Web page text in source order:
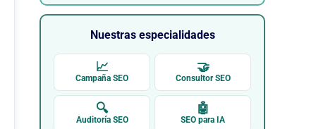
Nuestras especialidades
📈
Campaña SEO
🤝
Consultor SEO
🔍
Auditoría SEO
🤖
SEO para IA